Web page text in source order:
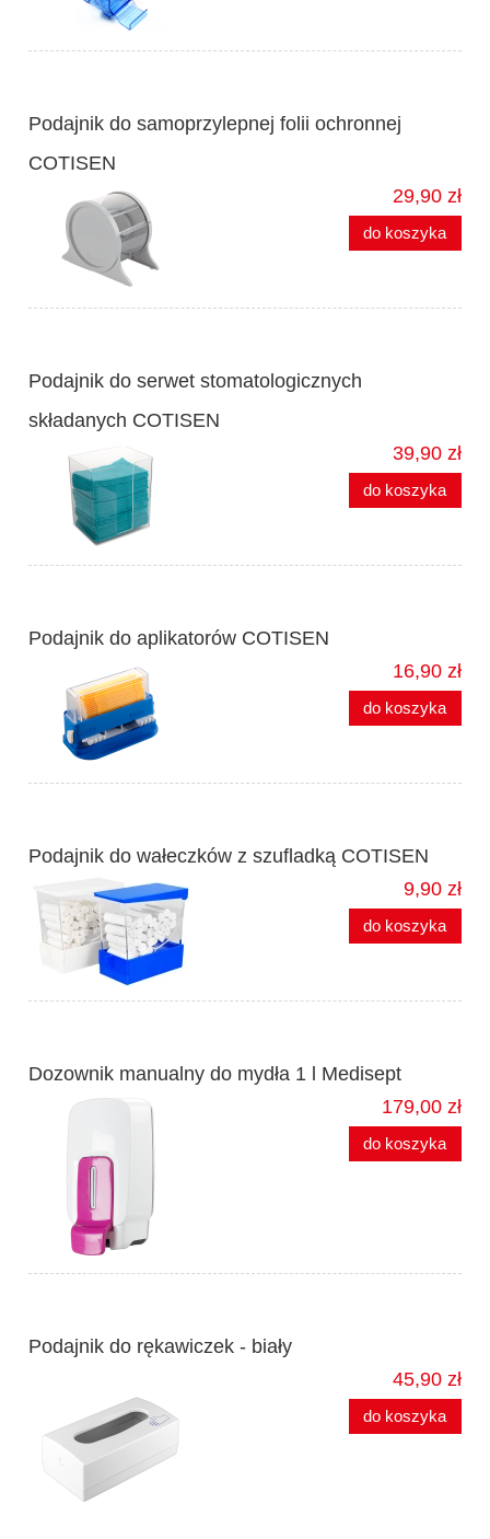
Podajnik do samoprzylepnej folii ochronnej
COTISEN
29,90 zł
do koszyka
Podajnik do serwet stomatologicznych
składanych COTISEN
39,90 zł
do koszyka
Podajnik do aplikatorów COTISEN
16,90 zł
do koszyka
Podajnik do wałeczków z szufladką COTISEN
9,90 zł
do koszyka
Dozownik manualny do mydła 1 l Medisept
179,00 zł
do koszyka
Podajnik do rękawiczek - biały
45,90 zł
do koszyka